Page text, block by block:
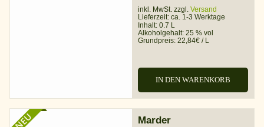
inkl. MwSt. zzgl. Versand
Lieferzeit: ca. 1-3 Werktage
Inhalt: 0.7 L
Alkoholgehalt: 25 % vol
Grundpreis: 22,84€ / L
IN DEN WARENKORB
NEU
Marder